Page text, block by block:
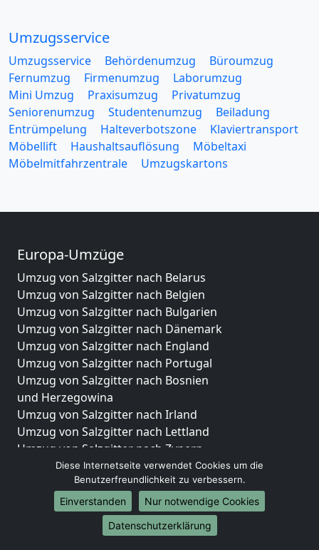
Umzugsservice
Umzugsservice Behördenumzug
Büroumzug
Fernumzug
Firmenumzug
Laborumzug
Mini Umzug
Praxisumzug
Privatumzug
Seniorenumzug
Studentenumzug
Beiladung
Entrümpelung
Halteverbotszone
Klaviertransport
Möbellift
Haushaltsauflösung
Möbeltaxi
Möbelmitfahrzentrale
Umzugskartons
Europa-Umzüge
Umzug von Salzgitter nach Belarus
Umzug von Salzgitter nach Belgien
Umzug von Salzgitter nach Bulgarien
Umzug von Salzgitter nach Dänemark
Umzug von Salzgitter nach England
Umzug von Salzgitter nach Portugal
Umzug von Salzgitter nach Bosnien
und Herzegowina
Umzug von Salzgitter nach Irland
Umzug von Salzgitter nach Lettland
Umzug von Salzgitter nach Zypern
Umzug von Salzgitter nach Kroatien
Umzug von Salzgitter nach Estland
Umzug von Salzgitter nach Finnland
Umzug von Salzgitter nach Frankreich
Umzug von Salzgitter nach Griechenland
Diese Internetseite verwendet Cookies um die
Benutzerfreundlichkeit zu verbessern.
Einverstanden
Nur notwendige Cookies
Datenschutzerklärung